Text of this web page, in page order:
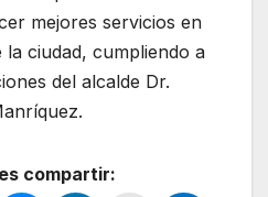
mejores servicios en
ciudad, cumpliendo a
del alcalde Dr.
compartir: